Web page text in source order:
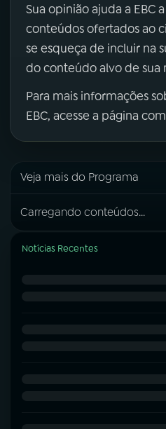
Sua opinião ajuda a EBC
conteúdos ofertados ao
se esqueça de incluir na
do conteúdo alvo de sua
Para mais informações
EBC, acesse a página
Veja mais do Programa
Carregando conteúdos...
Notícias Recentes